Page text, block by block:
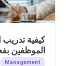
كيفية
الموظفين
Management